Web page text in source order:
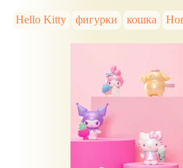
Hello Kitty фигурки кошка